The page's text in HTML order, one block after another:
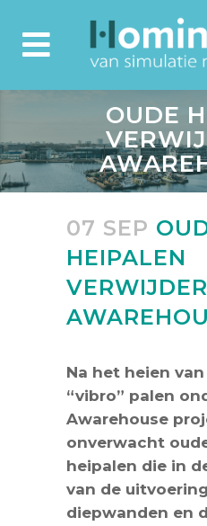
OUDE
07 SEP
HEIPALEN
Na het heien
“vibro” palen
Awarehouse
onverwacht
heipalen die in
van de
diepwanden en